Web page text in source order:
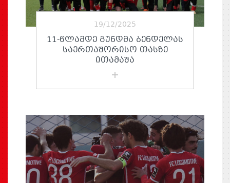
19/12/2025
11-ᲬᲚᲐᲛᲓᲔ ᲒᲣᲜᲓᲛᲐ ᲑᲔᲜᲓᲔᲚᲐᲡ
ᲡᲐᲔᲠᲗᲐᲨᲝᲠᲘᲡᲝ ᲗᲐᲡᲖᲔ
ᲘᲗᲐᲛᲐᲨᲐ